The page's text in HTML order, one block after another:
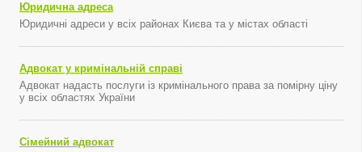
Юридична адреса
Юридичні адреси у всіх районах Києва та у містах області
Адвокат у кримінальній справі
Адвокат надасть послуги із кримінального права за помірну ціну
у всіх областях України
Сімейний адвокат